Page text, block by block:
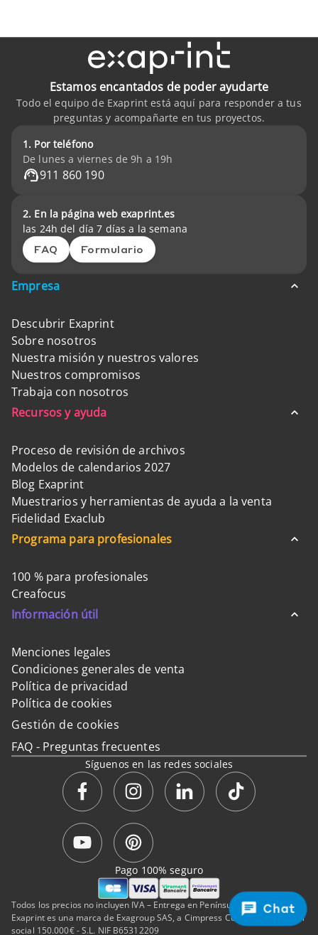
Chat
Estamos encantados de poder ayudarte
Todo el equipo de Exaprint está aquí para responder a tus
preguntas y acompañarte en tus proyectos.
1. Por teléfono
De lunes a viernes de 9h a 19h
911 860 190
2. En la página web exaprint.es
las 24h del día 7 días a la semana
FAQ Formulario
Empresa
Descubrir Exaprint
Sobre nosotros
Nuestra misión y nuestros valores
Nuestros compromisos
Trabaja con nosotros
Recursos y ayuda
Proceso de revisión de archivos
Modelos de calendarios 2027
Blog Exaprint
Muestrarios y herramientas de ayuda a la venta
Fidelidad Exaclub
Programa para profesionales
100 % para profesionales
Creafocus
Información útil
Menciones legales
Condiciones generales de venta
Política de privacidad
Política de cookies
Gestión de cookies
FAQ - Preguntas frecuentes
Síguenos en las redes sociales
Todos los precios no incluyen IVA – Entrega en Península y Baleares.
Exaprint es una marca de Exagroup SAS, a Cimpress Company de capital
social 150.000€ - S.L. NIF B65312209
Pago 100% seguro